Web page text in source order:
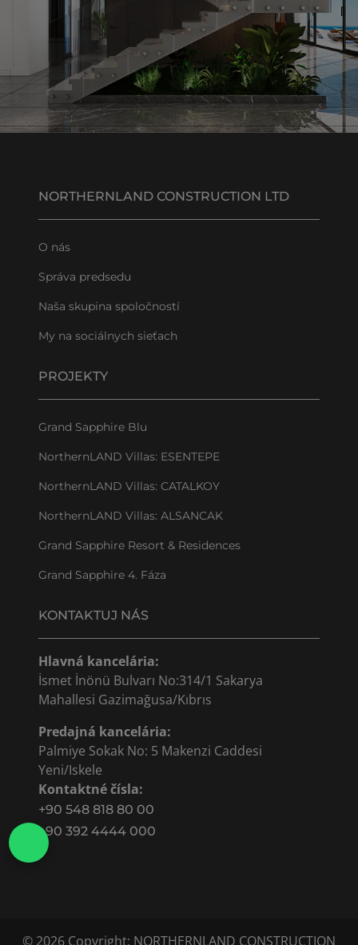
NORTHERNLAND CONSTRUCTION LTD
O nás
Správa predsedu
Naša skupina spoločností
My na sociálnych sieťach
PROJEKTY
Grand Sapphire Blu
NorthernLAND Villas: ESENTEPE
NorthernLAND Villas: CATALKOY
NorthernLAND Villas: ALSANCAK
Grand Sapphire Resort & Residences
Grand Sapphire 4. Fáza
KONTAKTUJ NÁS
Hlavná kancelária:
İsmet İnönü Bulvarı No:314/1 Sakarya
Mahallesi Gazimağusa/Kıbrıs
Predajná kancelária:
Palmiye Sokak No: 5 Makenzi Caddesi
Yeni/Iskele
Kontaktné čísla:
+90 548 818 80 00
+90 392 4444 000
© 2026 Copyright: NORTHERNLAND CONSTRUCTION